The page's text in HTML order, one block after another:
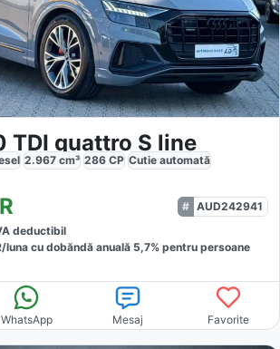
TDI quattro S line
2.967 cm³ 286 CP Cutie automată
AUD242941
deductibil
lunacu dobăndă anuală 5,7% pentru persoane
WhatsApp Mesaj Favorite